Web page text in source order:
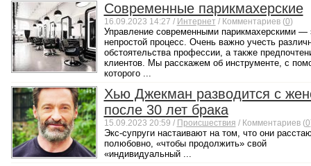
Современные парикмахерские
16.09.2023 14:27 / Интернет / Комментариев (0)
Управление современными парикмахерскими —
непростой процесс. Очень важно учесть
обстоятельства профессии, а также
клиентов. Мы расскажем об инструменте, с
которого ...
Хью Джекман разводится с
после 30 лет брака
15.09.2023 20:59 / Происшествия / Комментариев (0
Экс-супруги настаивают на том, что они
полюбовно, «чтобы продолжить» свой
«индивидуальный ...